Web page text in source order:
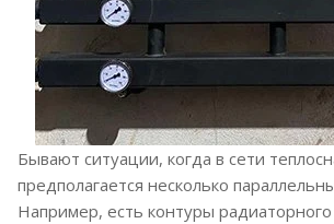
Бывают ситуации, когда в сети
предполагается несколько
Например, есть контуры